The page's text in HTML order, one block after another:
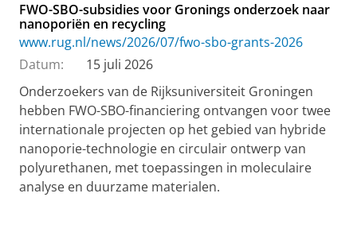
FWO-SBO-subsidies voor Gronings onderzoek naar
nanoporiën en recycling
www.rug.nl/news/2026/07/fwo-sbo-grants-2026
Datum:
15 juli 2026
Onderzoekers van de Rijksuniversiteit Groningen
hebben FWO-SBO-financiering ontvangen voor twee
internationale projecten op het gebied van hybride
nanoporie-technologie en circulair ontwerp van
polyurethanen, met toepassingen in moleculaire
analyse en duurzame materialen.